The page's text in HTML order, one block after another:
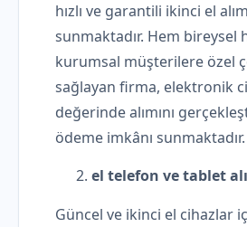
hızlı ve garantili ikinci el
sunmaktadır. Hem bireysel
kurumsal müşterilere özel
sağlayan firma, elektronik
değerinde alımını
ödeme imkânı sunmaktadır.
el telefon ve tablet
Güncel ve ikinci el cihazlar